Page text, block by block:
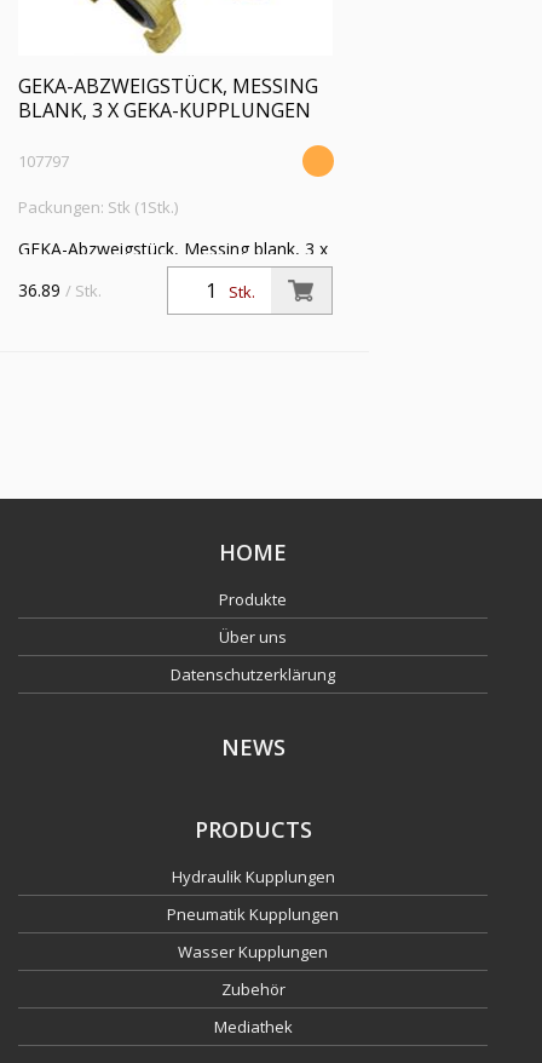
GEKA-ABZWEIGSTÜCK, MESSING
BLANK, 3 X GEKA-KUPPLUNGEN
107797
Packungen: Stk (1Stk.)
GEKA-Abzweigstück, Messing blank, 3 x
GEKA-Kupplungen, Betriebsdruck max.
40 bar,
Mediums-/Umgebungstemperatur -10
Stk.
36.89 / Stk.
HOME
Produkte
Über uns
Datenschutzerklärung
NEWS
PRODUCTS
Hydraulik Kupplungen
Pneumatik Kupplungen
Wasser Kupplungen
Zubehör
Mediathek